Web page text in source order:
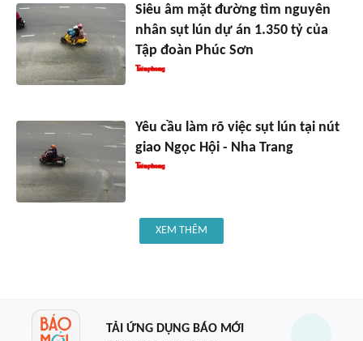
Siêu âm mặt đường tìm nguyên
nhân sụt lún dự án 1.350 tỷ của
Tập đoàn Phúc Sơn
Yêu cầu làm rõ việc sụt lún tại nút
giao Ngọc Hội - Nha Trang
XEM THÊM
TẢI ỨNG DỤNG BÁO MỚI